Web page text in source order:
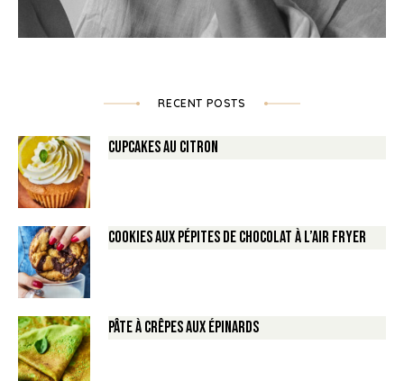
RECENT POSTS
Cupcakes au Citron
Cookies aux pépites de Chocolat à l’air fryer
Pâte à crêpes aux épinards